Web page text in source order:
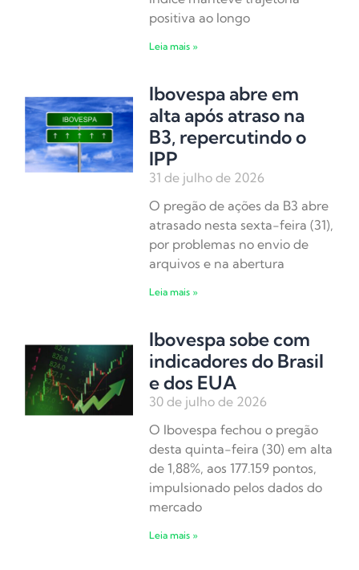
positiva ao longo
Leia mais »
Ibovespa abre em
alta após atraso na
B3, repercutindo o
IPP
31 de julho de 2026
O pregão de ações da B3 abre
atrasado nesta sexta-feira (31),
por problemas no envio de
arquivos e na abertura
Leia mais »
Ibovespa sobe com
indicadores do Brasil
e dos EUA
30 de julho de 2026
O Ibovespa fechou o pregão
desta quinta-feira (30) em alta
de 1,88%, aos 177.159 pontos,
impulsionado pelos dados do
mercado
Leia mais »